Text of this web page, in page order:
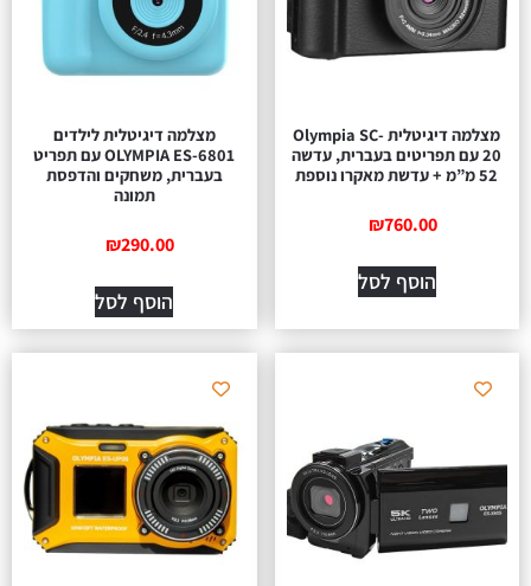
מצלמה דיגיטלית Olympia SC-
20 עם תפריטים בעברית, עדשה
52 מ”מ + עדשת מאקרו נוספת
₪760.00
הוסף לסל
מצלמה דיגיטלית לילדים
OLYMPIA ES-6801 עם תפריט
בעברית, משחקים והדפסת
תמונה
₪290.00
הוסף לסל